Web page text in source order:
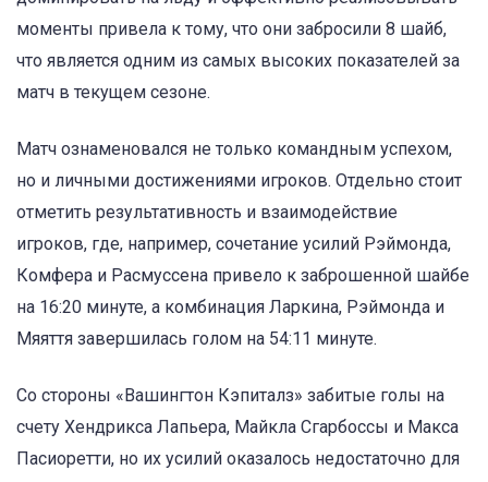
моменты привела к тому, что они забросили 8 шайб,
что является одним из самых высоких показателей за
матч в текущем сезоне.
Матч ознаменовался не только командным успехом,
но и личными достижениями игроков. Отдельно стоит
отметить результативность и взаимодействие
игроков, где, например, сочетание усилий Рэймонда,
Комфера и Расмуссена привело к заброшенной шайбе
на 16:20 минуте, а комбинация Ларкина, Рэймонда и
Мяяття завершилась голом на 54:11 минуте.
Со стороны «Вашингтон Кэпиталз» забитые голы на
счету Хендрикса Лапьера, Майкла Сгарбоссы и Макса
Пасиоретти, но их усилий оказалось недостаточно для